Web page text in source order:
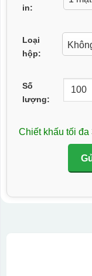
in:
Loại
hộp:
Số
lượng:
Chiết khấu tối đa